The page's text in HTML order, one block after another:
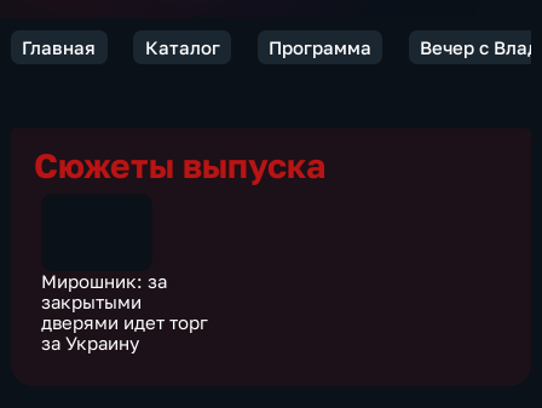
Главная Каталог Программа Вечер с
Сюжеты выпуска
Мирошник: за
закрытыми
дверями идет торг
за Украину